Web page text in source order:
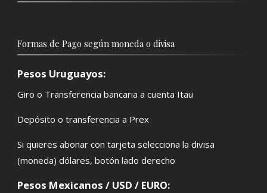
Formas de Pago según moneda o divisa
Pesos Uruguayos:
Giro o Transferencia bancaria a cuenta Itau
Depósito o transferencia a Prex
Si quieres abonar con tarjeta selecciona la divisa
(moneda) dólares, botón lado derecho
Pesos Mexicanos / USD / EURO: